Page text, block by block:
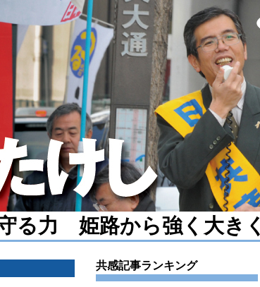
る力 姫路から強く大きく
共感記事ランキング